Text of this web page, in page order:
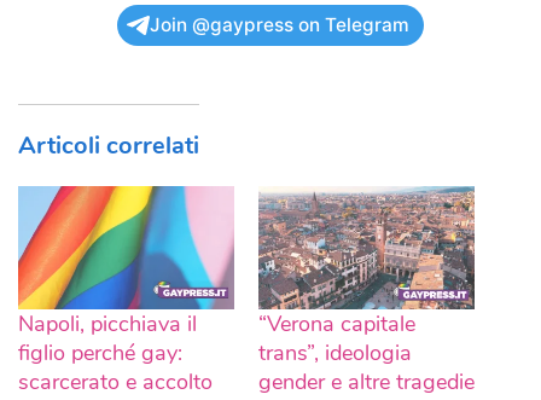
Join @gaypress on Telegram
Articoli correlati
Napoli, picchiava il
figlio perché gay:
scarcerato e accolto
“Verona capitale
trans”, ideologia
gender e altre tragedie